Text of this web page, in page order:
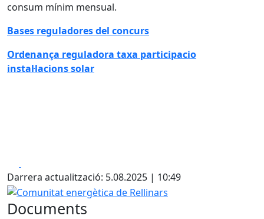
consum mínim mensual.
Bases reguladores del concurs
Ordenança reguladora taxa participacio
instal·lacions solar
Darrera actualització: 5.08.2025 | 10:49
Comunitat energètica de Rellinars
Documents